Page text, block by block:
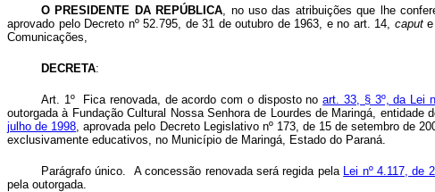
O PRESIDENTE DA REPÚBLICA, no uso das atribuições que lhe
aprovado pelo Decreto nº 52.795, de 31 de outubro de 1963, e no art. 14, caput
Comunicações,
DECRETA:
Art. 1º Fica renovada, de acordo com o disposto noart. 33, § 3º, da Lei
outorgada à Fundação Cultural Nossa Senhora de Lourdes de Maringá,
julho de 1998, aprovada pelo Decreto Legislativo nº 173, de 15 de setembro de
exclusivamente educativos, no Município de Maringá, Estado do Paraná.
Parágrafo único. A concessão renovada será regida pela Lei nº 4.117, de
pela outorgada.